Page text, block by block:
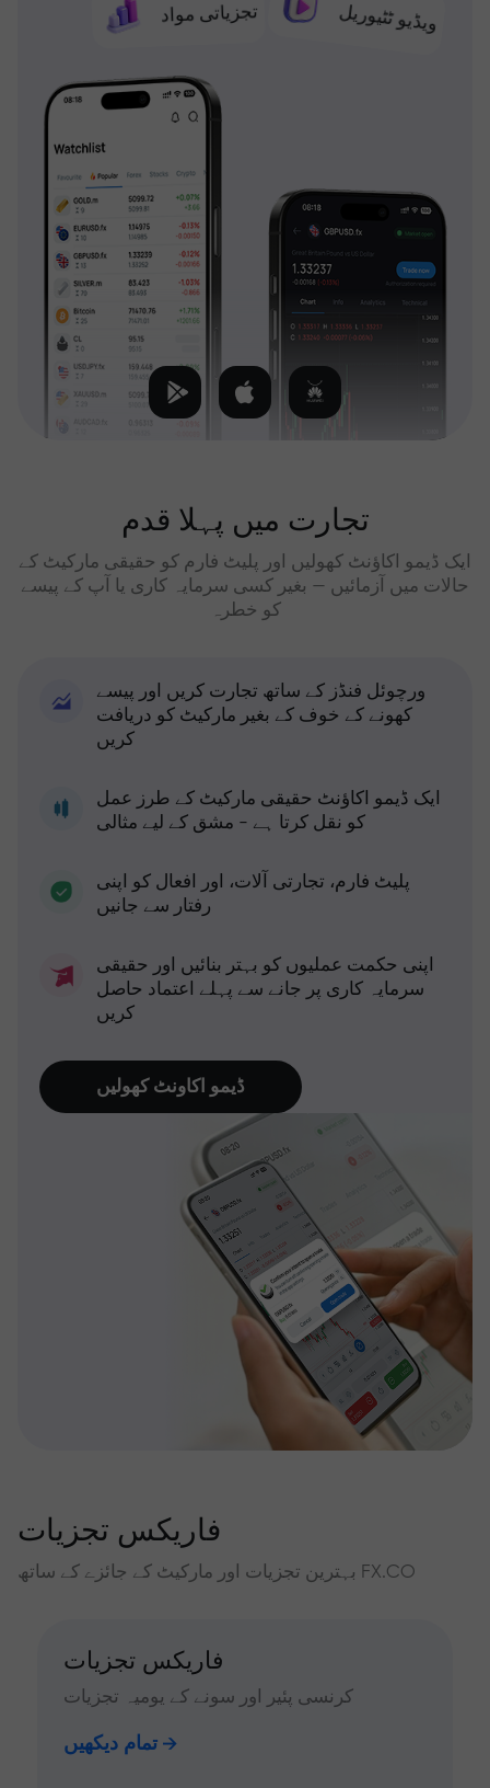
تجزیاتی مواد ویڈیو ٹٹیوریل
تجارت میں پہلا قدم
ایک ڈیمو اکاؤنٹ کھولیں اور پلیٹ فارم کو حقیقی مارکیٹ کے
حالات میں آزمائیں — بغیر کسی سرمایہ کاری یا آپ کے پیسے
کو خطرہ
ورچوئل فنڈز کے ساتھ تجارت کریں اور پیسے
کھونے کے خوف کے بغیر مارکیٹ کو دریافت
کریں
ایک ڈیمو اکاؤنٹ حقیقی مارکیٹ کے طرز عمل
کو نقل کرتا ہے - مشق کے لیے مثالی
پلیٹ فارم، تجارتی آلات، اور افعال کو اپنی
رفتار سے جانیں
اپنی حکمت عملیوں کو بہتر بنائیں اور حقیقی
سرمایہ کاری پر جانے سے پہلے اعتماد حاصل
کریں
ڈیمو اکاونٹ کھولیں
فاریکس تجزیات
بہترین تجزیات اور مارکیٹ کے جائزے کے ساتھ FX.CO
فاریکس تجزیات
کرنسی پئیر اور سونے کے یومیہ تجزیات
تمام دیکھیں